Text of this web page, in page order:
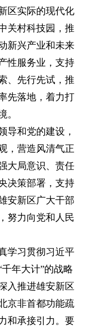
区实际的现代化
关村科技园，推
新兴产业和未来
性服务业，支持
、先行先试，推
先落地，着力打
。
导和党的建设，
，营造风清气正
大局意识、责任
决策部署，支持
安新区广大干部
努力向党和人民
学习贯彻习近平
年大计”的战略
入推进雄安新区
京非首都功能疏
和承接引力。要